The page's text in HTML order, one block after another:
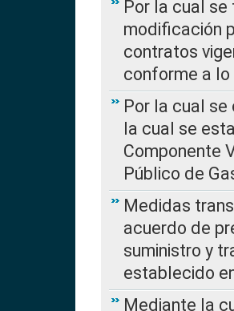
Por la cual
modificación
contratos
conforme a lo
Por la cual se
la cual se
Componente
Público de
Medidas
acuerdo de
suministro y
establecido
Mediante la